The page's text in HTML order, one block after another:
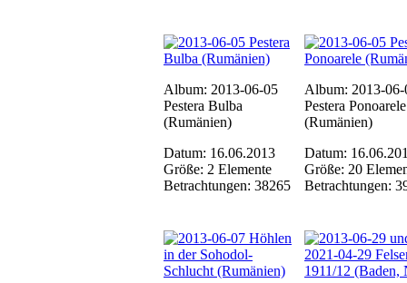
Album: 2013-06-05
Pestera Bulba
(Rumänien)
Datum: 16.06.2013
Größe: 2 Elemente
Betrachtungen: 38265
Album: 2013-06-
Pestera Ponoarele
(Rumänien)
Datum:
Größe: 20
Betrachtungen: